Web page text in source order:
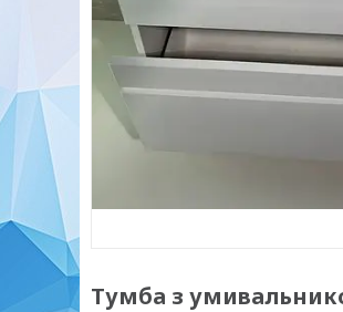
Тумба з